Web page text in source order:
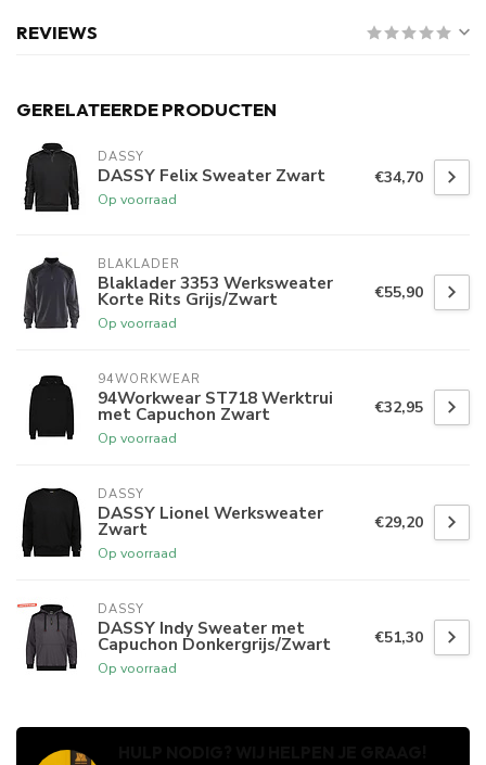
REVIEWS
GERELATEERDE PRODUCTEN
DASSY
DASSY Felix Sweater Zwart
Op voorraad
€34,70
BLAKLADER
Blaklader 3353 Werksweater
Korte Rits Grijs/Zwart
Op voorraad
€55,90
94WORKWEAR
94Workwear ST718 Werktrui
met Capuchon Zwart
Op voorraad
€32,95
DASSY
DASSY Lionel Werksweater
Zwart
Op voorraad
€29,20
DASSY
DASSY Indy Sweater met
Capuchon Donkergrijs/Zwart
Op voorraad
€51,30